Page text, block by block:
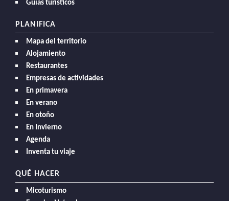
Guías turísticos
PLANIFICA
Mapa del territorio
Alojamiento
Restaurantes
Empresas de actividades
En primavera
En verano
En otoño
En Invierno
Agenda
Inventa tu viaje
QUÉ HACER
Micoturismo